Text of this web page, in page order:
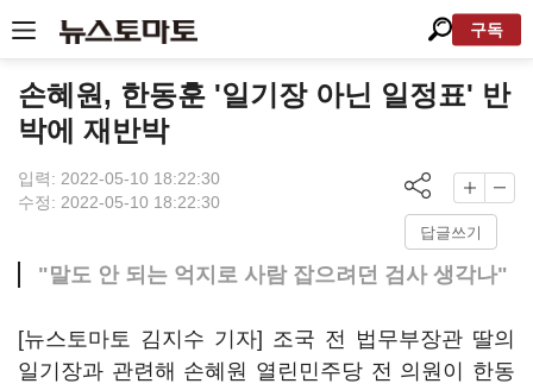
구독
손혜원, 한동훈 '일기장 아닌 일정표' 반
박에 재반박
입력: 2022-05-10 18:22:30
수정: 2022-05-10 18:22:30
답글쓰기
"말도 안 되는 억지로 사람 잡으려던 검사 생각나"
[뉴스토마토 김지수 기자] 조국 전 법무부장관 딸의
일기장과 관련해 손혜원 열린민주당 전 의원이 한동